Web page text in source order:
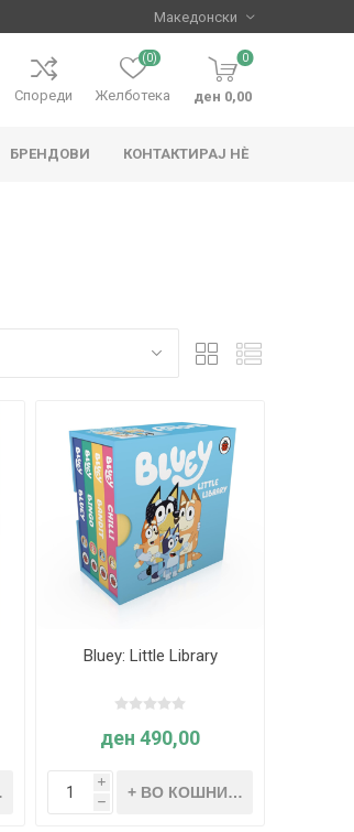
Спореди Желботека
(0) 0
ден 0,00
БРЕНДОВИ КОНТАКТИРАЈ НЀ
Bluey: Little Library
ден 490,00
i
h